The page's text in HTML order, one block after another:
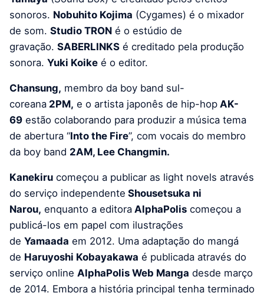
sonoros. Nobuhito Kojima (Cygames) é o mixador
de som. Studio TRON é o estúdio de
gravação. SABERLINKS é creditado pela produção
sonora. Yuki Koike é o editor.
Chansung, membro da boy band sul-
coreana 2PM, e o artista japonês de hip-hop AK-
69 estão colaborando para produzir a música tema
de abertura “Into the Fire”, com vocais do membro
da boy band 2AM, Lee Changmin.
Kanekiru começou a publicar as light novels através
do serviço independente Shousetsuka ni
Narou, enquanto a editora AlphaPolis começou a
publicá-los em papel com ilustrações
de Yamaada em 2012. Uma adaptação do mangá
de Haruyoshi Kobayakawa é publicada através do
serviço online AlphaPolis Web Manga desde março
de 2014. Embora a história principal tenha terminado